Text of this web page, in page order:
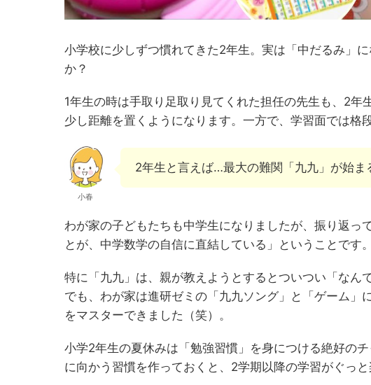
小学校に少しずつ慣れてきた2年生。実は「中だるみ」
か？
1年生の時は手取り足取り見てくれた担任の先生も、2
少し距離を置くようになります。一方で、学習面では格
小春
2年生と言えば…最大の難関「九九」が始ま
わが家の子どもたちも中学生になりましたが、振り返っ
とが、中学数学の自信に直結している」ということです。
特に「九九」は、親が教えようとするとついつい「なん
でも、わが家は進研ゼミの「九九ソング」と「ゲーム
をマスターできました（笑）。
小学2年生の夏休みは「勉強習慣」を身につける絶好の
に向かう習慣を作っておくと、2学期以降の学習がぐっと